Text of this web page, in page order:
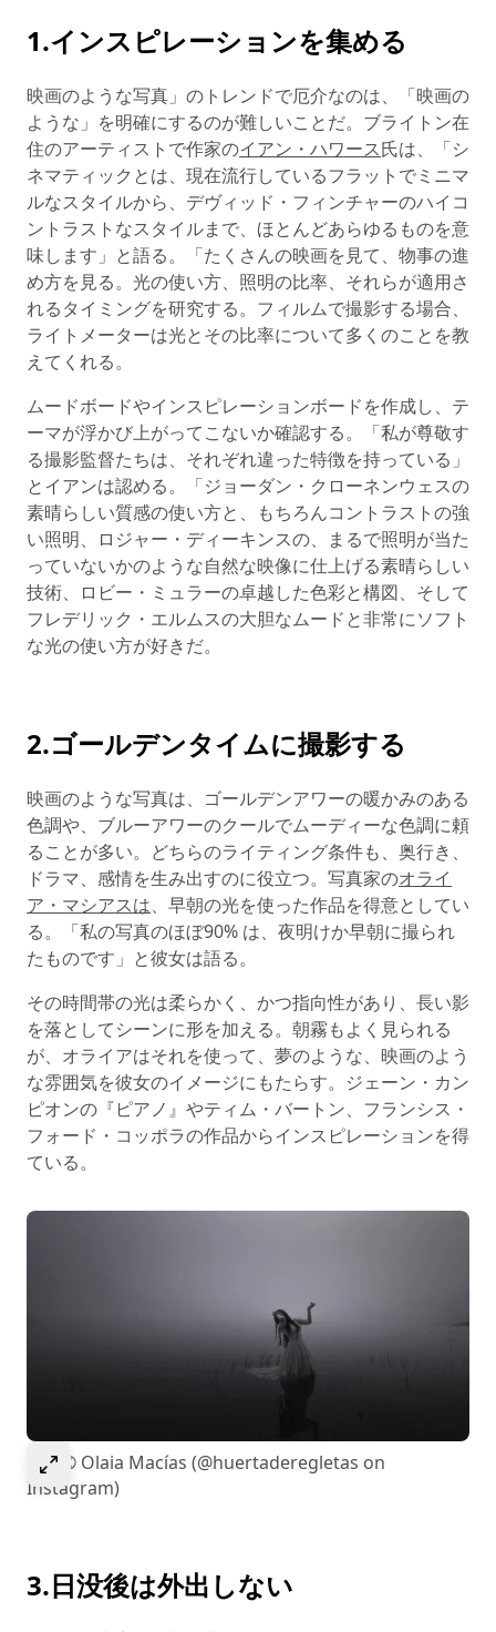
1.インスピレーションを集める
映画のような写真」のトレンドで厄介なのは、「映画の
ような」を明確にするのが難しいことだ。ブライトン在
住のアーティストで作家のイアン・ハワース氏は、「シ
ネマティックとは、現在流行しているフラットでミニマ
ルなスタイルから、デヴィッド・フィンチャーのハイコ
ントラストなスタイルまで、ほとんどあらゆるものを意
味します」と語る。「たくさんの映画を見て、物事の進
め方を見る。光の使い方、照明の比率、それらが適用さ
れるタイミングを研究する。フィルムで撮影する場合、
ライトメーターは光とその比率について多くのことを教
えてくれる。
ムードボードやインスピレーションボードを作成し、テ
ーマが浮かび上がってこないか確認する。「私が尊敬す
る撮影監督たちは、それぞれ違った特徴を持っている」
とイアンは認める。「ジョーダン・クローネンウェスの
素晴らしい質感の使い方と、もちろんコントラストの強
い照明、ロジャー・ディーキンスの、まるで照明が当た
っていないかのような自然な映像に仕上げる素晴らしい
技術、ロビー・ミュラーの卓越した色彩と構図、そして
フレデリック・エルムスの大胆なムードと非常にソフト
な光の使い方が好きだ。
2.ゴールデンタイムに撮影する
映画のような写真は、ゴールデンアワーの暖かみのある
色調や、ブルーアワーのクールでムーディーな色調に頼
ることが多い。どちらのライティング条件も、奥行き、
ドラマ、感情を生み出すのに役立つ。写真家のオライ
ア・マシアスは、早朝の光を使った作品を得意としてい
る。「私の写真のほぼ90% は、夜明けか早朝に撮られ
たものです」と彼女は語る。
その時間帯の光は柔らかく、かつ指向性があり、長い影
を落としてシーンに形を加える。朝霧もよく見られる
が、オライアはそれを使って、夢のような、映画のよう
な雰囲気を彼女のイメージにもたらす。ジェーン・カン
ピオンの『ピアノ』やティム・バートン、フランシス・
フォード・コッポラの作品からインスピレーションを得
ている。
Select to expand image
画像© Olaia Macías (@huertaderegletas on
Instagram)
3.日没後は外出しない